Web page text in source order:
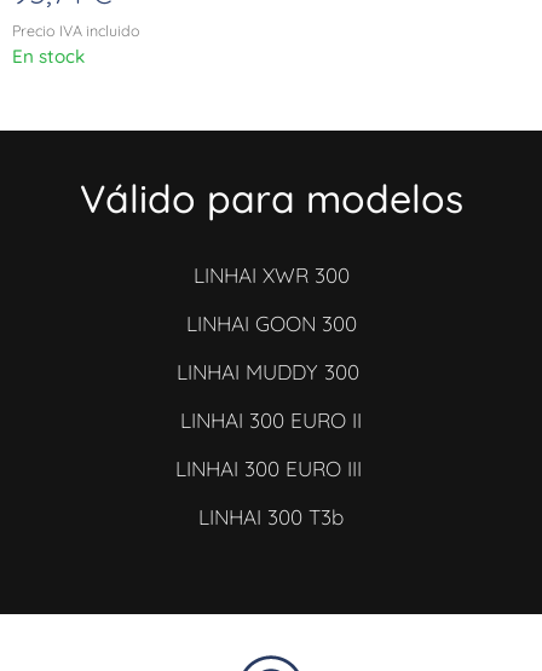
Precio IVA incluido
En stock
Válido para modelos
LINHAI XWR 300
LINHAI GOON 300
LINHAI MUDDY 300
LINHAI 300 EURO II
LINHAI 300 EURO III
LINHAI 300 T3b